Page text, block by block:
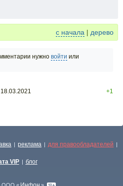
с начала | дерево
нужно войти или
+1
| реклама | для правообладателей |
VIP | блог